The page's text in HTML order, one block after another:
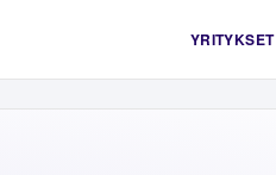
YRITYKSET